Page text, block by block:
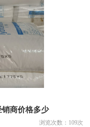
销商价格多少
浏览次数： 109次